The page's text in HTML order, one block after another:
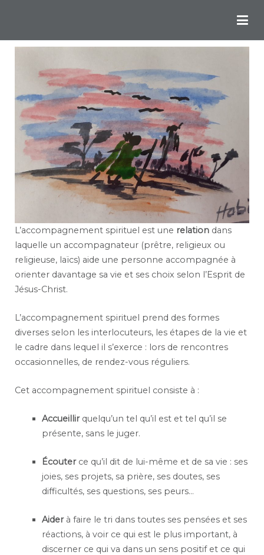
L’accompagnement spirituel est une relation dans
laquelle un accompagnateur (prêtre, religieux ou
religieuse, laïcs) aide une personne accompagnée à
orienter davantage sa vie et ses choix selon l’Esprit de
Jésus-Christ.
L’accompagnement spirituel prend des formes
diverses selon les interlocuteurs, les étapes de la vie et
le cadre dans lequel il s’exerce : lors de rencontres
occasionnelles, de rendez-vous réguliers.
Cet accompagnement spirituel consiste à :
Accueillirquelqu’un tel qu’il est et tel qu’il se
présente, sans le juger.
Écouterce qu’il dit de lui-même et de sa vie : ses
joies, ses projets, sa prière, ses doutes, ses
difficultés, ses questions, ses peurs…
Aiderà faire le tri dans toutes ses pensées et ses
réactions, à voir ce qui est le plus important, à
discerner ce qui va dans un sens positif et ce qui